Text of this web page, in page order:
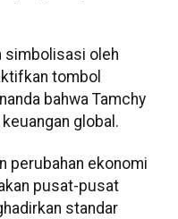
simbolisasi oleh
tombol
bahwa Tamchy
global.
perubahan ekonomi
pusat-pusat
standar